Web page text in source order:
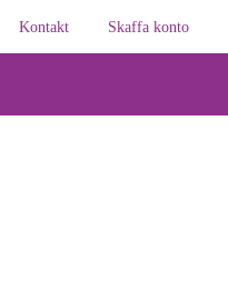
Kontakt
Skaffa konto